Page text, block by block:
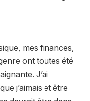
mes finances,
ont toutes été
J’ai
j’aimais et être